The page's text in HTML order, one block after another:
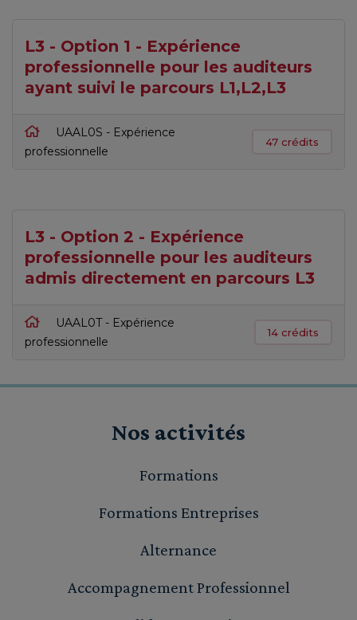
L3 - Option 1 - Expérience
professionnelle pour les auditeurs
ayant suivi le parcours L1,L2,L3
UAAL0S - Expérience
professionnelle
47 crédits
L3 - Option 2 - Expérience
professionnelle pour les auditeurs
admis directement en parcours L3
UAAL0T - Expérience
professionnelle
14 crédits
Nos activités
Formations
Formations Entreprises
Alternance
Accompagnement Professionnel